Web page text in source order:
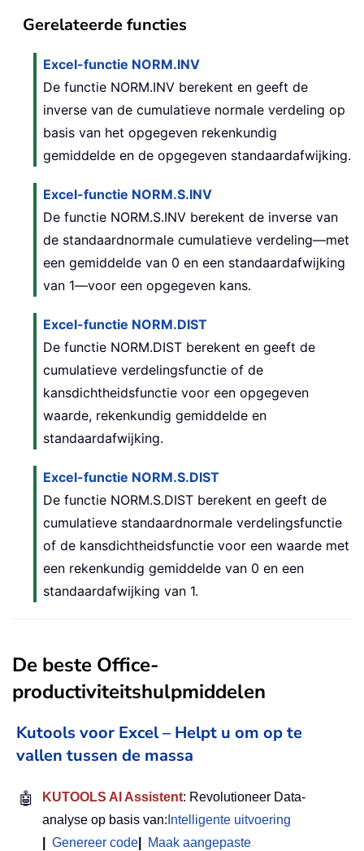
Gerelateerde functies
Excel-functie NORM.INV
De functie NORM.INV berekent en geeft de
inverse van de cumulatieve normale verdeling op
basis van het opgegeven rekenkundig
gemiddelde en de opgegeven standaardafwijking.
Excel-functie NORM.S.INV
De functie NORM.S.INV berekent de inverse van
de standaardnormale cumulatieve verdeling—met
een gemiddelde van 0 en een standaardafwijking
van 1—voor een opgegeven kans.
Excel-functie NORM.DIST
De functie NORM.DIST berekent en geeft de
cumulatieve verdelingsfunctie of de
kansdichtheidsfunctie voor een opgegeven
waarde, rekenkundig gemiddelde en
standaardafwijking.
Excel-functie NORM.S.DIST
De functie NORM.S.DIST berekent en geeft de
cumulatieve standaardnormale verdelingsfunctie
of de kansdichtheidsfunctie voor een waarde met
een rekenkundig gemiddelde van 0 en een
standaardafwijking van 1.
De beste Office-
productiviteitshulpmiddelen
Kutools voor Excel – Helpt u om op te
vallen tussen de massa
🤖 KUTOOLS AI Assistent: Revolutioneer Data-
analyse op basis van: Intelligente uitvoering
Genereer code
Maak aangepaste